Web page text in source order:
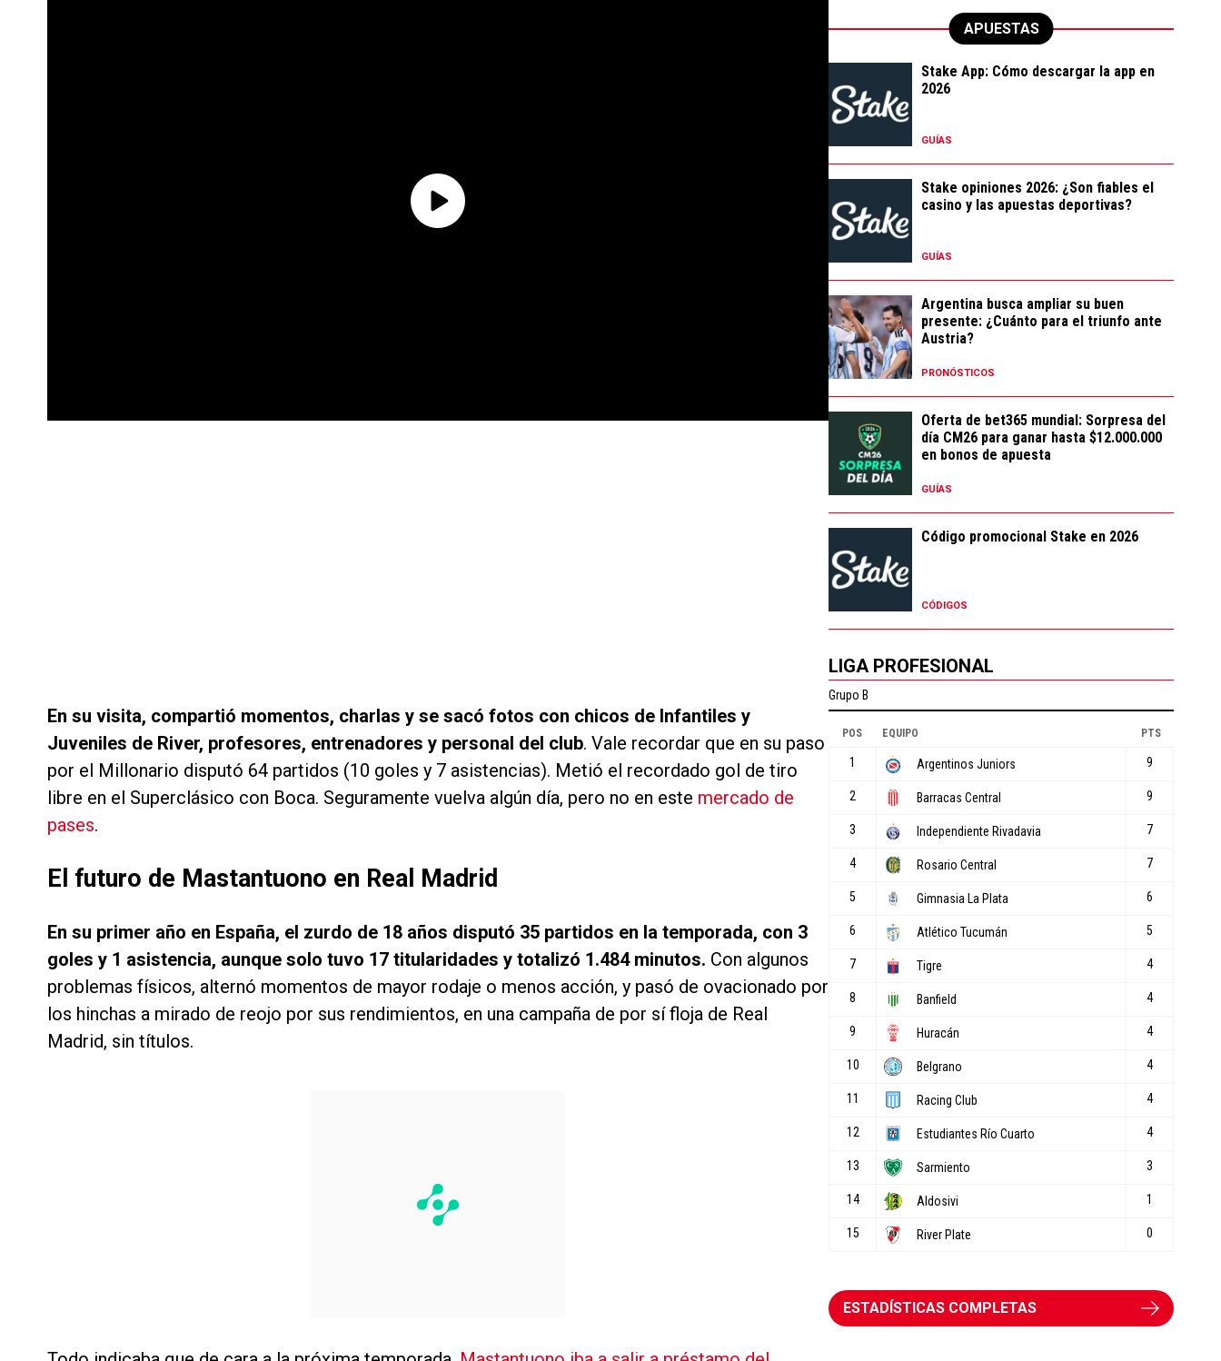
En su visita, compartió momentos, charlas y se sacó fotos con chicos de Infantiles y
Juveniles de River, profesores, entrenadores y personal del club. Vale recordar que en su paso
por el Millonario disputó 64 partidos (10 goles y 7 asistencias). Metió el recordado gol de tiro
libre en el Superclásico con Boca. Seguramente vuelva algún día, pero no en este mercado de
pases.
El futuro de Mastantuono en Real Madrid
En su primer año en España, el zurdo de 18 años disputó 35 partidos en la temporada, con 3
goles y 1 asistencia, aunque solo tuvo 17 titularidades y totalizó 1.484 minutos. Con algunos
problemas físicos, alternó momentos de mayor rodaje o menos acción, y pasó de ovacionado por
los hinchas a mirado de reojo por sus rendimientos, en una campaña de por sí floja de Real
Madrid, sin títulos.
APUESTAS
Stake App: Cómo descargar la app en
2026
GUÍAS
Stake opiniones 2026: ¿Son fiables el
casino y las apuestas deportivas?
GUÍAS
Argentina busca ampliar su buen
presente: ¿Cuánto para el triunfo ante
Austria?
PRONÓSTICOS
Oferta de bet365 mundial: Sorpresa del
día CM26 para ganar hasta $12.000.000
en bonos de apuesta
GUÍAS
Código promocional Stake en 2026
CÓDIGOS
LIGA PROFESIONAL
ESTADÍSTICAS COMPLETAS